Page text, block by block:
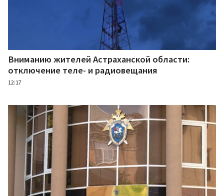
Вниманию жителей Астраханской области:
отключение теле- и радиовещания
12:17